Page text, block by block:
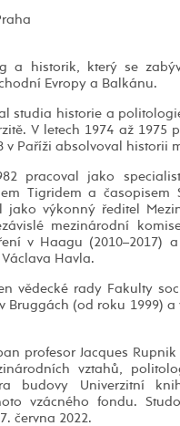
a historik, který se
Evropy a Balkánu.
studia historie a
V letech 1974 až
v Paříži absolvoval historii
pracoval jako
Tigridem a časopisem
jako výkonný ředitel
mezinárodní
v Haagu (2010–2017)
Havla.
vědecké rady Fakulty
Bruggách (od roku 1999)
profesor Jacques
vztahů,
budovy Univerzitní
vzácného fondu.
června 2022.